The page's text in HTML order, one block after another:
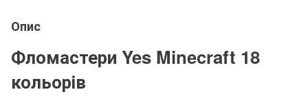
Опис
Фломастери Yes Minecraft 18
кольорів